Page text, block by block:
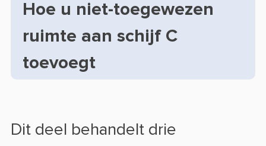
Hoe u niet-toegewezen
ruimte aan schijf C
toevoegt
Dit deel behandelt drie